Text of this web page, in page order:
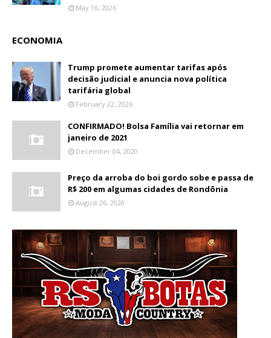
May 16, 2026
ECONOMIA
Trump promete aumentar tarifas após
decisão judicial e anuncia nova política
tarifária global
February 22, 2026
CONFIRMADO! Bolsa Família vai retornar em
janeiro de 2021
December 04, 2020
Preço da arroba do boi gordo sobe e passa de
R$ 200 em algumas cidades de Rondônia
August 26, 2020